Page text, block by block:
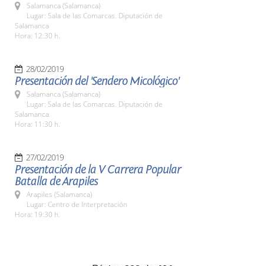
Salamanca (Salamanca)
Lugar: Sala de las Comarcas. Diputación de
Salamanca
Hora: 12:30 h.
28/02/2019
Presentación del 'Sendero Micológico'
Salamanca (Salamanca)
Lugar: Sala de las Comarcas. Diputación de
Salamanca
Hora: 11:30 h.
27/02/2019
Presentación de la V Carrera Popular
Batalla de Arapiles
Arapiles (Salamanca)
Lugar: Centro de Interpretación
Hora: 19:30 h.